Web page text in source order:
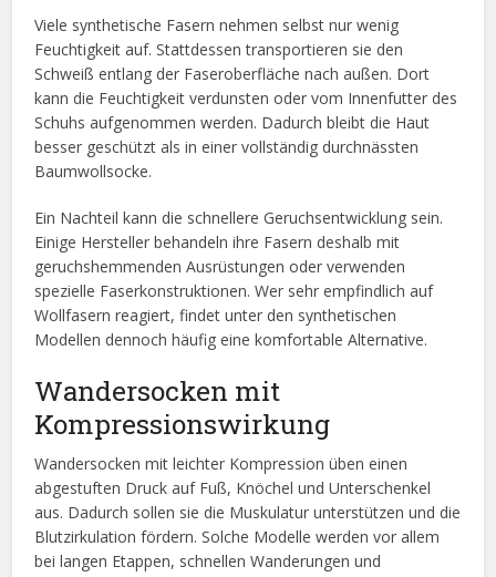
Viele synthetische Fasern nehmen selbst nur wenig
Feuchtigkeit auf. Stattdessen transportieren sie den
Schweiß entlang der Faseroberfläche nach außen. Dort
kann die Feuchtigkeit verdunsten oder vom Innenfutter des
Schuhs aufgenommen werden. Dadurch bleibt die Haut
besser geschützt als in einer vollständig durchnässten
Baumwollsocke.
Ein Nachteil kann die schnellere Geruchsentwicklung sein.
Einige Hersteller behandeln ihre Fasern deshalb mit
geruchshemmenden Ausrüstungen oder verwenden
spezielle Faserkonstruktionen. Wer sehr empfindlich auf
Wollfasern reagiert, findet unter den synthetischen
Modellen dennoch häufig eine komfortable Alternative.
Wandersocken mit
Kompressionswirkung
Wandersocken mit leichter Kompression üben einen
abgestuften Druck auf Fuß, Knöchel und Unterschenkel
aus. Dadurch sollen sie die Muskulatur unterstützen und die
Blutzirkulation fördern. Solche Modelle werden vor allem
bei langen Etappen, schnellen Wanderungen und